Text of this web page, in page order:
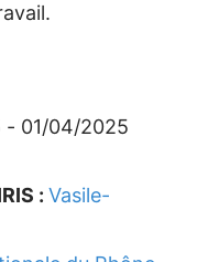
- 01/04/2025
: Vasile-